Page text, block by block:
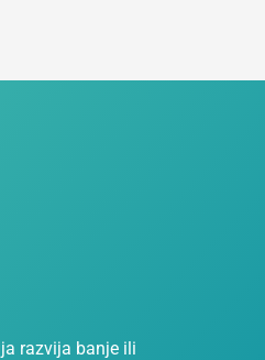
razvija banje ili